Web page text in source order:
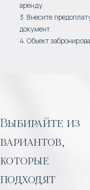
аренду.
3. Внесите
документ.
4. Объект
Выбирайте из
вариантов,
которые
подходят